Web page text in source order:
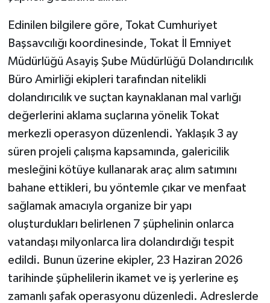
Edinilen bilgilere göre, Tokat Cumhuriyet
Başsavcılığı koordinesinde, Tokat İl Emniyet
Müdürlüğü Asayiş Şube Müdürlüğü Dolandırıcılık
Büro Amirliği ekipleri tarafından nitelikli
dolandırıcılık ve suçtan kaynaklanan mal varlığı
değerlerini aklama suçlarına yönelik Tokat
merkezli operasyon düzenlendi. Yaklaşık 3 ay
süren projeli çalışma kapsamında, galericilik
mesleğini kötüye kullanarak araç alım satımını
bahane ettikleri, bu yöntemle çıkar ve menfaat
sağlamak amacıyla organize bir yapı
oluşturdukları belirlenen 7 şüphelinin onlarca
vatandaşı milyonlarca lira dolandırdığı tespit
edildi. Bunun üzerine ekipler, 23 Haziran 2026
tarihinde şüphelilerin ikamet ve iş yerlerine eş
zamanlı şafak operasyonu düzenledi. Adreslerde